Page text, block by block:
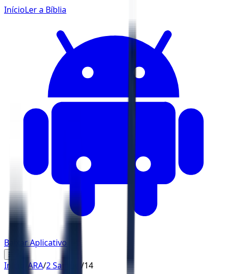
InícioLer a Bíblia
Baixar Aplicativo
☰
Início ARA/2 Samuel /14